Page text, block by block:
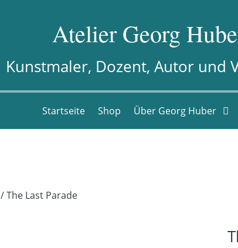
Atelier Georg
Kunstmaler, Dozent, Autor und
Startseite Shop Über Georg Huber
/ The Last Parade